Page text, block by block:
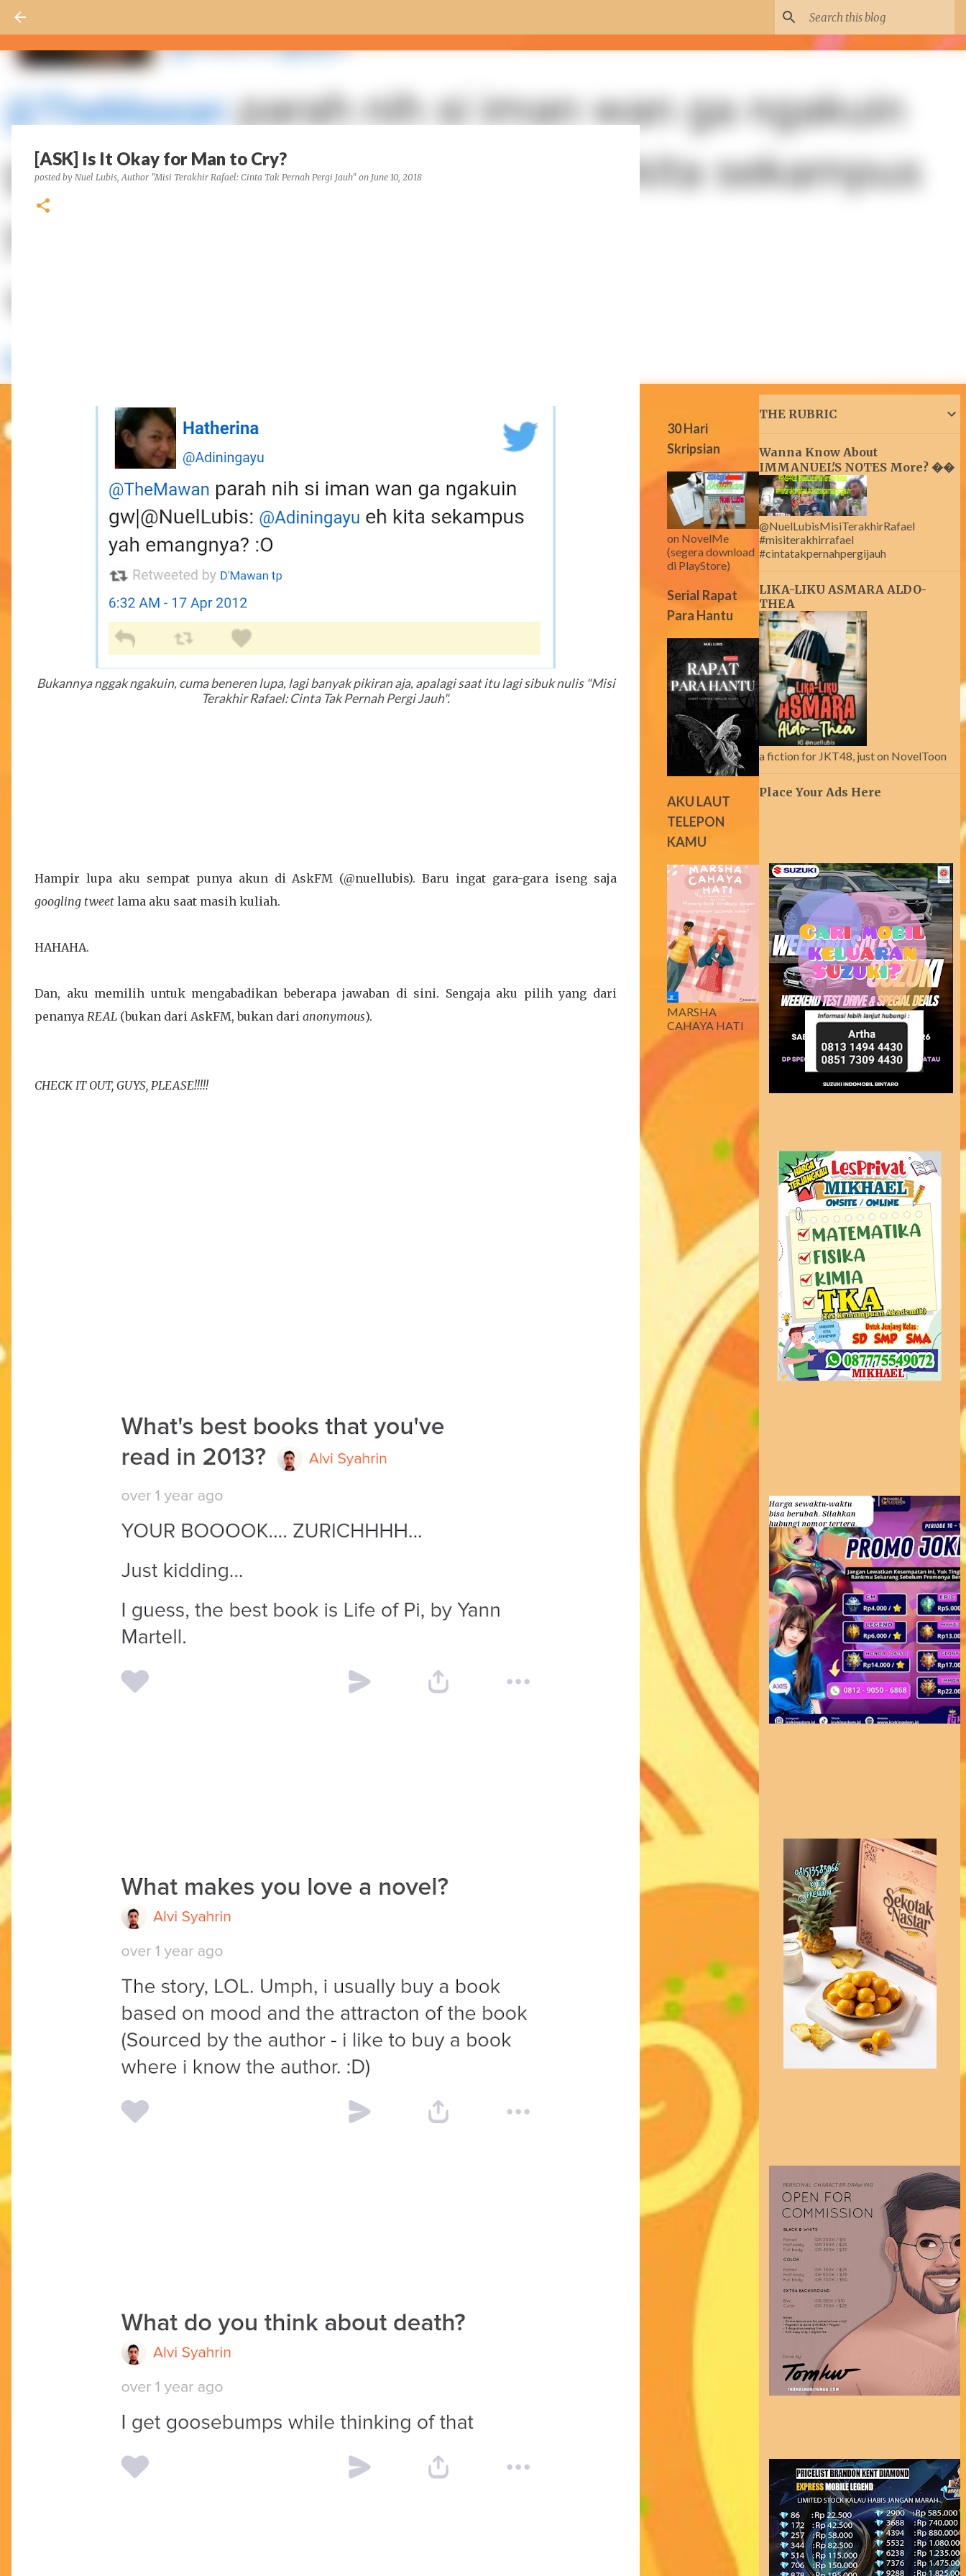
[ASK] Is It Okay for Man to Cry?
posted by Nuel Lubis, Author "Misi Terakhir Rafael: Cinta Tak Pernah Pergi Jauh" on June 10, 2018
Bukannya nggak ngakuin, cuma beneren lupa, lagi banyak pikiran aja, apalagi saat itu lagi sibuk nulis "Misi
Terakhir Rafael: Cinta Tak Pernah Pergi Jauh".
Hampir lupa aku sempat punya akun di AskFM (@nuellubis). Baru ingat gara-gara iseng saja
googling tweet lama aku saat masih kuliah.
HAHAHA.
Dan, aku memilih untuk mengabadikan beberapa jawaban di sini. Sengaja aku pilih yang dari
penanya REAL (bukan dari AskFM, bukan dari anonymous).
CHECK IT OUT, GUYS, PLEASE!!!!!
30 Hari
Skripsian
on NovelMe
(segera download
di PlayStore)
Serial Rapat
Para Hantu
AKU LAUT
TELEPON
KAMU
MARSHA
CAHAYA HATI
THE RUBRIC
Wanna Know About
IMMANUEL'S NOTES More? ��
@NuelLubisMisiTerakhirRafael
#misiterakhirrafael
#cintatakpernahpergijauh
LIKA-LIKU ASMARA ALDO-
THEA
a fiction for JKT48, just on NovelToon
Place Your Ads Here